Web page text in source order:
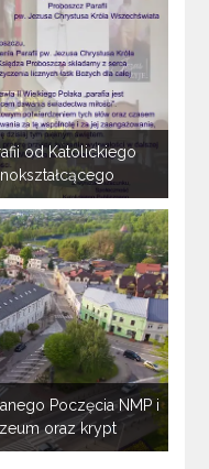
od Katolickiego
Poczęcia NMP i
oraz krypt